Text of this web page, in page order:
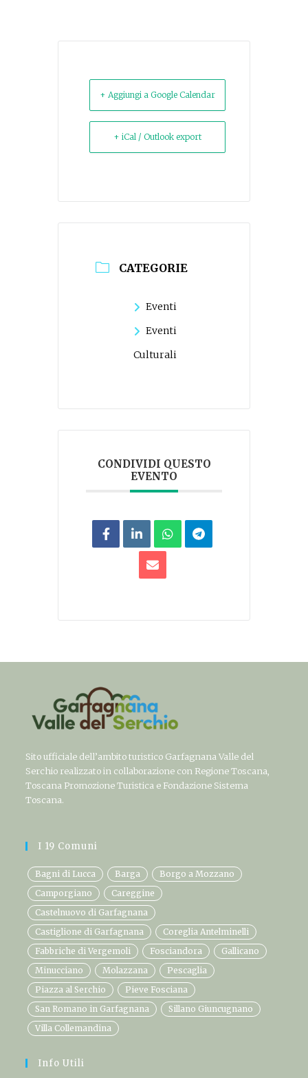
+ Aggiungi a Google Calendar
+ iCal / Outlook export
CATEGORIE
Eventi
Eventi
Culturali
CONDIVIDI QUESTO
EVENTO
Sito ufficiale dell’ambito turistico Garfagnana Valle del
Serchio realizzato in collaborazione con Regione Toscana,
Toscana Promozione Turistica e Fondazione Sistema
Toscana.
I 19 Comuni
Bagni di Lucca Barga
Borgo a Mozzano
Camporgiano
Careggine
Castelnuovo di Garfagnana
Castiglione di Garfagnana
Coreglia Antelminelli
Fabbriche di Vergemoli
Fosciandora
Gallicano
Minucciano
Molazzana
Pescaglia
Piazza al Serchio
Pieve Fosciana
San Romano in Garfagnana
Sillano Giuncugnano
Villa Collemandina
Info Utili